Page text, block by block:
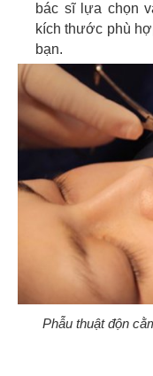
bác sĩ lựa chọn
kích thước phù
bạn.
Phẫu thuật độn